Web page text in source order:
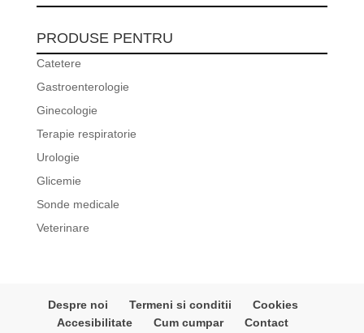
PRODUSE PENTRU
Catetere
Gastroenterologie
Ginecologie
Terapie respiratorie
Urologie
Glicemie
Sonde medicale
Veterinare
Despre noi Termeni si conditii
Cookies
Accesibilitate
Cum cumpar Contact